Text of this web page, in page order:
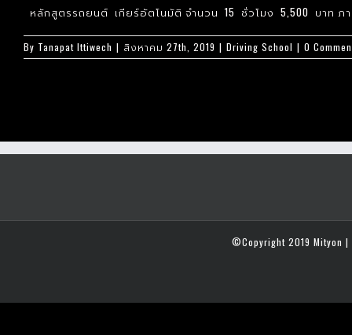
หลักสูตรรถยนต์ เกียร์อัตโนมัติ จำนวน 15 ชั่วโมง 5,500 บาท ภ
By Tanapat Ittiwech | สิงหาคม 27th, 2019 | Driving School | 0
©Copyright 2019 Mityon